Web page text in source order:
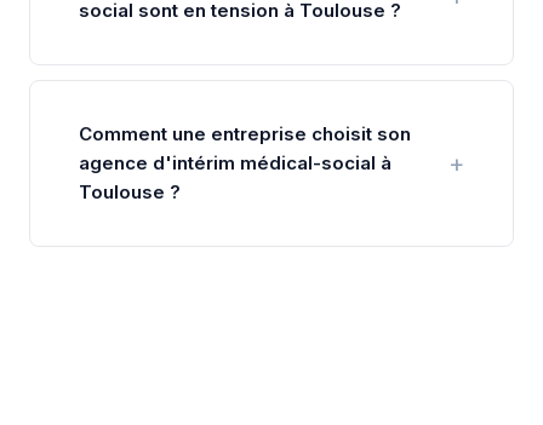
social sont en tension à Toulouse ?
Comment une entreprise choisit son
agence d'intérim médical-social à
Toulouse ?